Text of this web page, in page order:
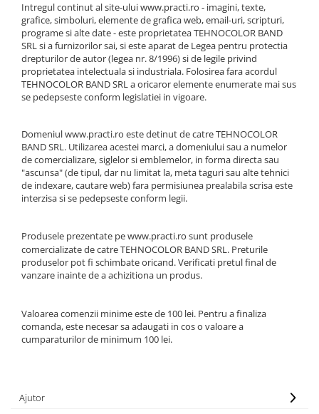
Intregul continut al site-ului www.practi.ro - imagini, texte,
grafice, simboluri, elemente de grafica web, email-uri, scripturi,
programe si alte date - este proprietatea TEHNOCOLOR BAND
SRL si a furnizorilor sai, si este aparat de Legea pentru protectia
drepturilor de autor (legea nr. 8/1996) si de legile privind
proprietatea intelectuala si industriala. Folosirea fara acordul
TEHNOCOLOR BAND SRL a oricaror elemente enumerate mai sus
se pedepseste conform legislatiei in vigoare.
Domeniul www.practi.ro este detinut de catre TEHNOCOLOR
BAND SRL. Utilizarea acestei marci, a domeniului sau a numelor
de comercializare, siglelor si emblemelor, in forma directa sau
"ascunsa" (de tipul, dar nu limitat la, meta taguri sau alte tehnici
de indexare, cautare web) fara permisiunea prealabila scrisa este
interzisa si se pedepseste conform legii.
Produsele prezentate pewww.practi.ro sunt produsele
comercializate de catre TEHNOCOLOR BAND SRL. Preturile
produselor pot fi schimbate oricand. Verificati pretul final de
vanzare inainte de a achizitiona un produs.
Valoarea comenzii minime este de 100 lei. Pentru a finaliza
comanda, este necesar sa adaugati in cos o valoare a
cumparaturilor de minimum 100 lei.
Ajutor